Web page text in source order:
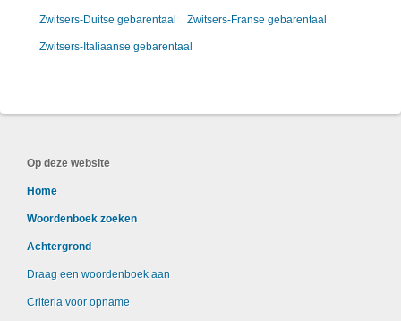
Zwitsers-Duitse gebarentaal Zwitsers-Franse gebarentaal
Zwitsers-Italiaanse gebarentaal
Op deze website
Home
Woordenboek zoeken
Achtergrond
Draag een woordenboek aan
Criteria voor opname